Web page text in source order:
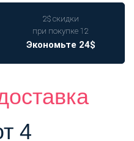
2$ скидки
при покупке 12
Экономьте 24$
4